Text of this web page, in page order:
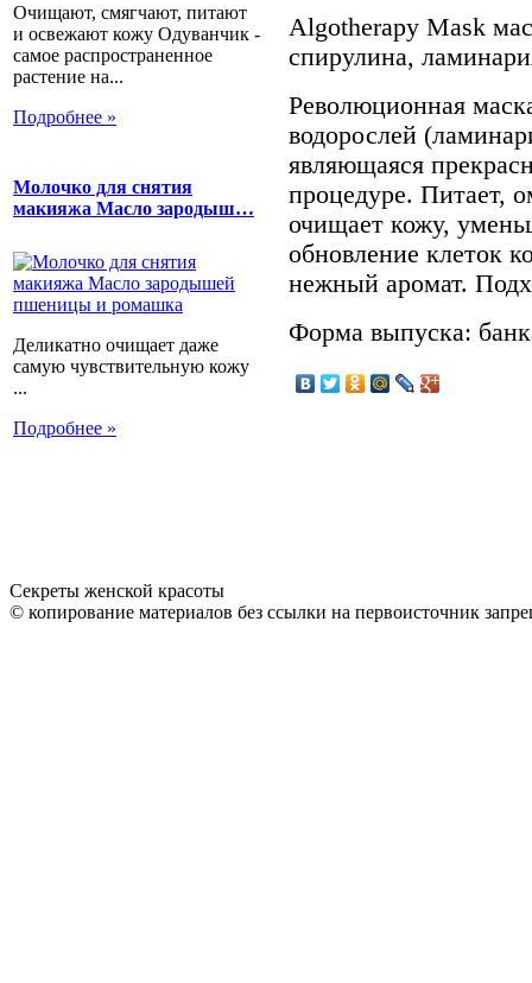
Очищают, смягчают, питают
и освежают кожу Одуванчик -
самое распространенное
растение на...
Подробнее »
Молочко для снятия
макияжа Масло зародыш…
Деликатно очищает даже
самую чувствительную кожу
...
Подробнее »
Algotherapy Mask
спирулина,
Революционная
водорослей
являющаяся
процедуре. Питает,
очищает кожу,
обновление клеток
нежный аромат.
Форма выпуска:
Секреты женской красоты
© копирование материалов без ссылки на первоисточник